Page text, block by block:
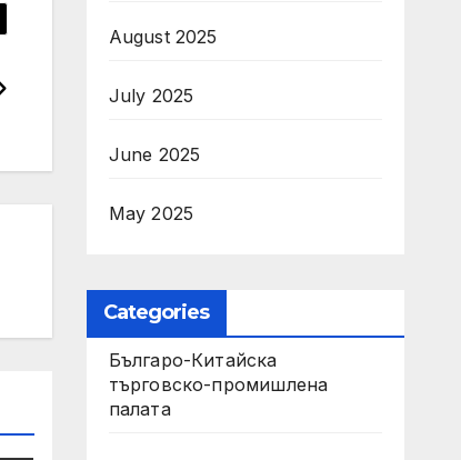
August 2025
July 2025
June 2025
May 2025
Categories
Българо-Китайска
търговско-промишлена
палата